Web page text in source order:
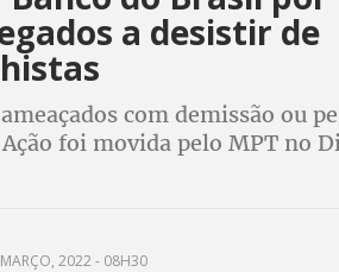
a desistir de
com demissão ou
foi movida pelo MPT no
2022 - 08H30